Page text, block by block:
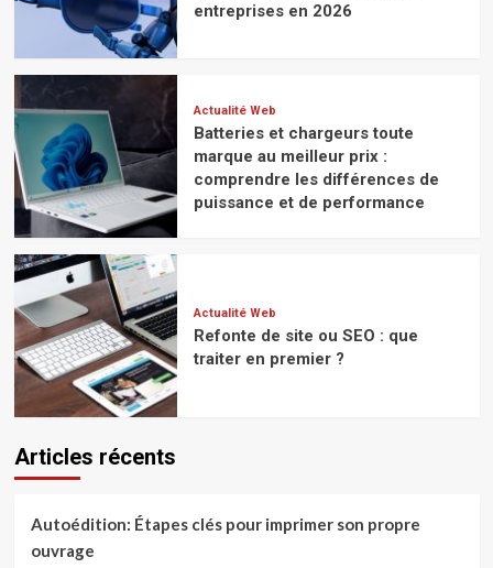
entreprises en 2026
Actualité Web
Batteries et chargeurs toute
marque au meilleur prix :
comprendre les différences de
puissance et de performance
Actualité Web
Refonte de site ou SEO : que
traiter en premier ?
Articles récents
Autoédition: Étapes clés pour imprimer son propre
ouvrage